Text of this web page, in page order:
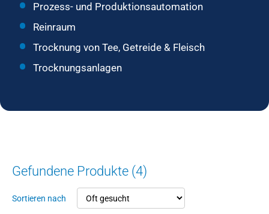
Prozess- und Produktionsautomation
Reinraum
Trocknung von Tee, Getreide & Fleisch
Trocknungsanlagen
Sortieren nach
Gefundene Produkte (4)